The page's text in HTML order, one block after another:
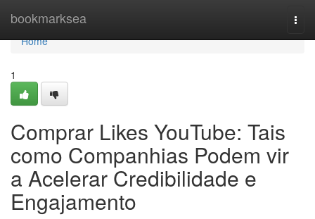
bookmarksea
Home
Home
1
Comprar Likes YouTube: Tais
como Companhias Podem vir
a Acelerar Credibilidade e
Engajamento